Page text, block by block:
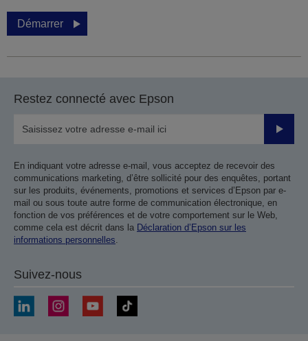
Démarrer
Restez connecté avec Epson
Valider
En indiquant votre adresse e-mail, vous acceptez de recevoir des
communications marketing, d’être sollicité pour des enquêtes, portant
sur les produits, événements, promotions et services d’Epson par e-
mail ou sous toute autre forme de communication électronique, en
fonction de vos préférences et de votre comportement sur le Web,
comme cela est décrit dans la Déclaration d’Epson sur les
informations personnelles.
Suivez-nous